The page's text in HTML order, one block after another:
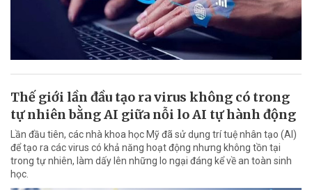
Thế giới lần đầu tạo ra virus không có trong
tự nhiên bằng AI giữa nỗi lo AI tự hành động
Lần đầu tiên, các nhà khoa học Mỹ đã sử dụng trí tuệ nhân tạo (AI)
để tạo ra các virus có khả năng hoạt động nhưng không tồn tại
trong tự nhiên, làm dấy lên những lo ngại đáng kể về an toàn sinh
học.